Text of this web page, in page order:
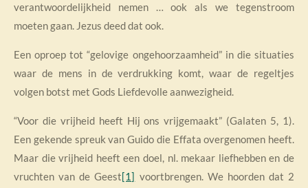
verantwoordelijkheid nemen … ook als we tegenstroom
moeten gaan. Jezus deed dat ook.
Een oproep tot “gelovige ongehoorzaamheid” in die situaties
waar de mens in de verdrukking komt, waar de regeltjes
volgen botst met Gods Liefdevolle aanwezigheid.
“Voor die vrijheid heeft Hij ons vrijgemaakt” (Galaten 5, 1).
Een gekende spreuk van Guido die Effata overgenomen heeft.
Maar die vrijheid heeft een doel, nl. mekaar liefhebben en de
vruchten van de Geest[1] voortbrengen. We hoorden dat 2